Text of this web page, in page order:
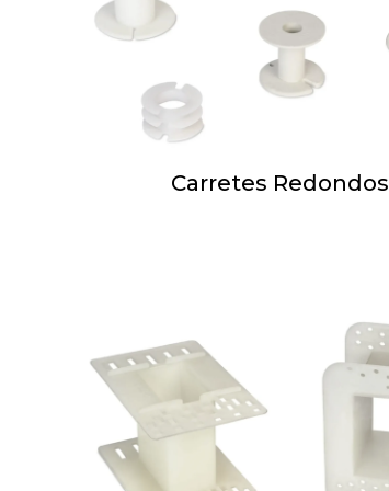
Carretes Redondos